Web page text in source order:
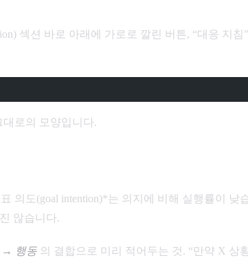
섹션 바로 아래에 가로로 깔린 버튼, “대응 지
대로의 모양입니다.
의도(goal intention)*는 의지에 비해 실행률이 낮
않습니다.
→ 행동 의 결합으로 미리 적어두는 것. “만약 X 상